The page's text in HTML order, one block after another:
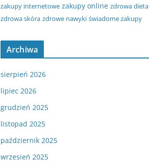
zakupy internetowe zakupy online zdrowa dieta
zdrowa skóra zdrowe nawyki świadome zakupy
Archiwa
sierpień 2026
lipiec 2026
grudzień 2025
listopad 2025
październik 2025
wrzesień 2025